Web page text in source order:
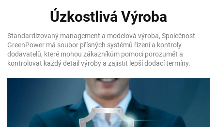
Úzkostlivá Výroba
Standardizovaný management a modelová výroba, Společnost
GreenPower má soubor přísných systémů řízení a kontroly
dodavatelů, které mohou zákazníkům pomoci porozumět a
kontrolovat každý detail výroby a zajistit lepší dodací termíny.